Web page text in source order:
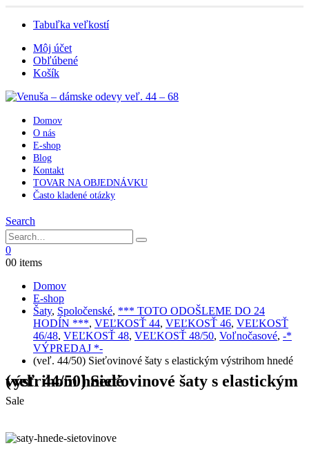
Tabuľka veľkostí
Môj účet
Obľúbené
Košík
Domov
O nás
E-shop
Blog
Kontakt
TOVAR NA OBJEDNÁVKU
Často kladené otázky
Search
0
00 items
Domov
E-shop
Šaty, Spoločenské, *** TOTO ODOŠLEME DO 24
HODÍN ***, VEĽKOSŤ 44, VEĽKOSŤ 46, VEĽKOSŤ
46/48, VEĽKOSŤ 48, VEĽKOSŤ 48/50, Voľnočasové, -*
VÝPREDAJ *-
(veľ. 44/50) Sieťovinové šaty s elastickým výstrihom hnedé
(veľ. 44/50) Sieťovinové šaty s elastickým výstrihom hnedé
Sale